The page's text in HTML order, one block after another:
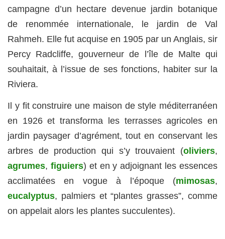
campagne d’un hectare devenue jardin botanique
de renommée internationale, le jardin de Val
Rahmeh. Elle fut acquise en 1905 par un Anglais, sir
Percy Radcliffe, gouverneur de l’île de Malte qui
souhaitait, à l’issue de ses fonctions, habiter sur la
Riviera.
Il y fit construire une maison de style méditerranéen
en 1926 et transforma les terrasses agricoles en
jardin paysager d’agrément, tout en conservant les
arbres de production qui s’y trouvaient (oliviers,
agrumes, figuiers) et en y adjoignant les essences
acclimatées en vogue à l’époque (mimosas,
eucalyptus, palmiers et “plantes grasses”, comme
on appelait alors les plantes succulentes).